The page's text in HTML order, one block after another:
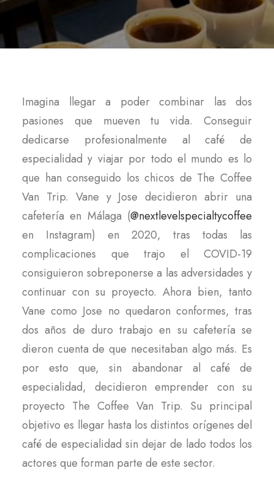
Imagina llegar a poder combinar las dos
pasiones que mueven tu vida. Conseguir
dedicarse profesionalmente al café de
especialidad y viajar por todo el mundo es lo
que han conseguido los chicos de The Coffee
Van Trip. Vane y Jose decidieron abrir una
cafetería en Málaga (@nextlevelspecialtycoffee
en Instagram) en 2020, tras todas las
complicaciones que trajo el COVID-19
consiguieron sobreponerse a las adversidades y
continuar con su proyecto. Ahora bien, tanto
Vane como Jose no quedaron conformes, tras
dos años de duro trabajo en su cafetería se
dieron cuenta de que necesitaban algo más. Es
por esto que, sin abandonar al café de
especialidad, decidieron emprender con su
proyecto The Coffee Van Trip. Su principal
objetivo es llegar hasta los distintos orígenes del
café de especialidad sin dejar de lado todos los
actores que forman parte de este sector.